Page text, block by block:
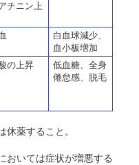
チニン上
白血球減少、
血小板増加
の上昇
低血糖、全身
倦怠感、脱毛
薬すること。
おいては症状が増悪する